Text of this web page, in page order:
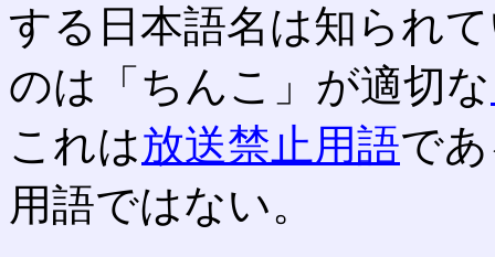
する日本語名は知られ
のは「ちんこ」が適切な
これは放送禁止用語で
用語ではない。